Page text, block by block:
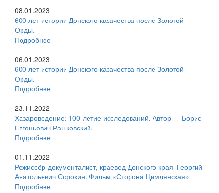
08.01.2023
600 лет истории Донского казачества после Золотой
Орды.
Подробнее
06.01.2023
600 лет истории Донского казачества после Золотой
Орды.
Подробнее
23.11.2022
Хазароведение: 100-летие исследований. Автор — Борис
Евгеньевич Рашковский.
Подробнее
01.11.2022
Режиссёр-документалист, краевед Донского края Георгий
Анатольевич Сорокин. Фильм «Сторона Цимлянская»
Подробнее